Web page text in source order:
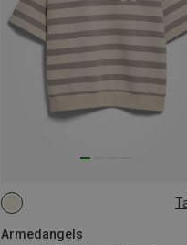
Armedangels
XS